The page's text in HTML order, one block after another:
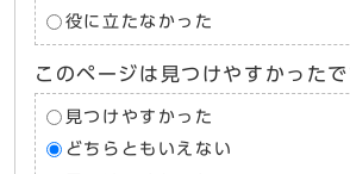
役に立たなかった
このページは見つけやすかったで
見つけやすかった
どちらともいえない